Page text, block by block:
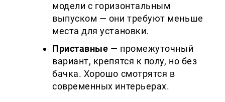
модели с горизонтальным
выпуском — они требуют меньше
места для установки.
Приставные — промежуточный
вариант, крепятся к полу, но без
бачка. Хорошо смотрятся в
современных интерьерах.